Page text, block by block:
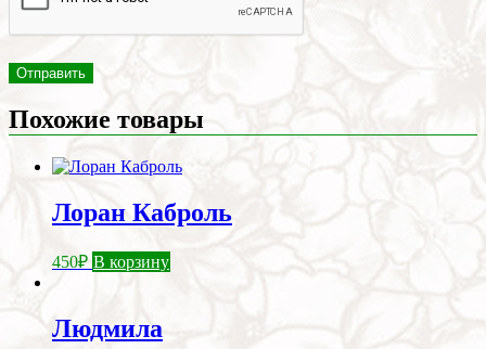
Похожие товары
Лоран Каброль
450₽ В корзину
Людмила